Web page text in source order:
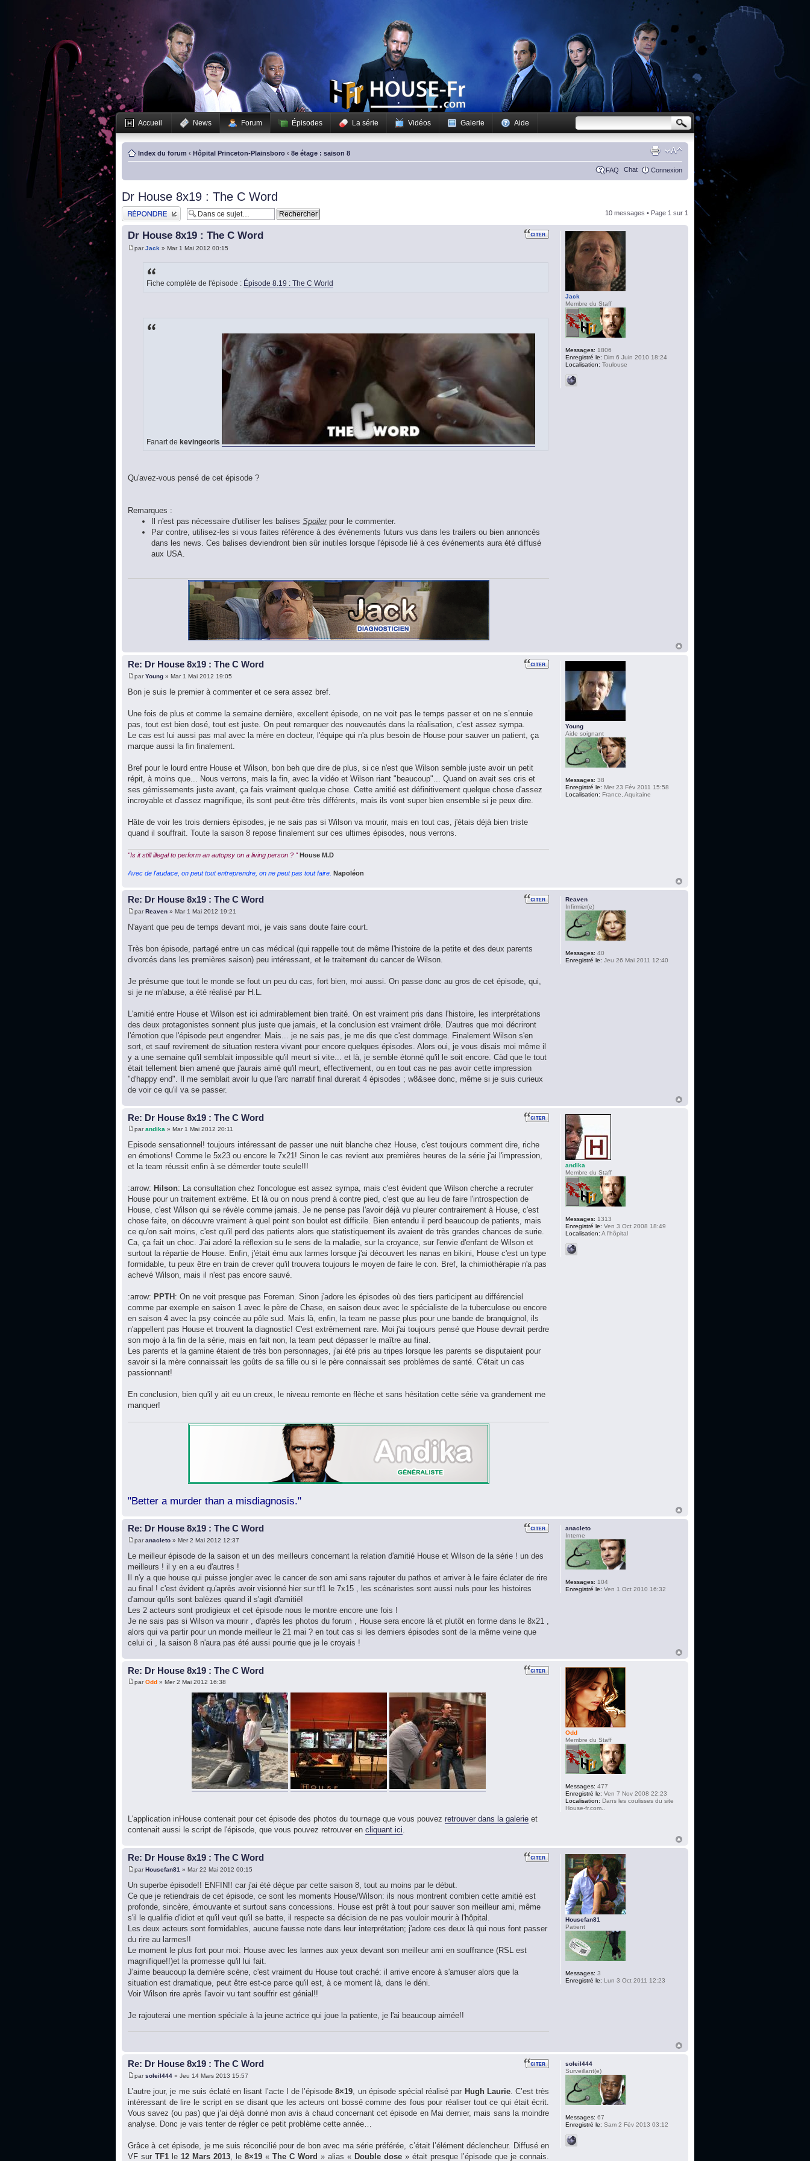
Accueil News Forum Épisodes La série Vidéos Galerie Aide
Index du forum ‹ Hôpital Princeton-Plainsboro ‹ 8e étage : saison 8
FAQ Chat Connexion
Dr House 8x19 : The C Word
Publier une réponse 10 messages • Page 1 sur 1
Dr House 8x19 : The C Word
parJack » Mar 1 Mai 2012 00:15
Fiche complète de l'épisode : Épisode 8.19 : The C World
Fanart de kevingeoris
Qu'avez-vous pensé de cet épisode ?
Remarques :
Il n'est pas nécessaire d'utiliser les balises Spoilerpour le commenter.
Par contre, utilisez-les si vous faites référence à des événements futurs vus dans les trailers ou bien annoncés
dans les news. Ces balises deviendront bien sûr inutiles lorsque l'épisode lié à ces événements aura été diffusé
aux USA.
Jack
Membre du Staff
Messages: 1806
Enregistré le: Dim 6 Juin 2010 18:24
Localisation: Toulouse
Re: Dr House 8x19 : The C Word
parYoung » Mar 1 Mai 2012 19:05
Bon je suis le premier à commenter et ce sera assez bref.
Une fois de plus et comme la semaine dernière, excellent épisode, on ne voit pas le temps passer et on ne s’ennuie
pas, tout est bien dosé, tout est juste. On peut remarquer des nouveautés dans la réalisation, c'est assez sympa.
Le cas est lui aussi pas mal avec la mère en docteur, l'équipe qui n'a plus besoin de House pour sauver un patient, ça
marque aussi la fin finalement.
Bref pour le lourd entre House et Wilson, bon beh que dire de plus, si ce n'est que Wilson semble juste avoir un petit
répit, à moins que... Nous verrons, mais la fin, avec la vidéo et Wilson riant "beaucoup"... Quand on avait ses cris et
ses gémissements juste avant, ça fais vraiment quelque chose. Cette amitié est définitivement quelque chose d'assez
incroyable et d'assez magnifique, ils sont peut-être très différents, mais ils vont super bien ensemble si je peux dire.
Hâte de voir les trois derniers épisodes, je ne sais pas si Wilson va mourir, mais en tout cas, j'étais déjà bien triste
quand il souffrait. Toute la saison 8 repose finalement sur ces ultimes épisodes, nous verrons.
"Is it still illegal to perform an autopsy on a living person ? " House M.D
Avec de l'audace, on peut tout entreprendre, on ne peut pas tout faire. Napoléon
Young
Aide soignant
Messages: 38
Enregistré le: Mer 23 Fév 2011 15:58
Localisation: France, Aquitaine
Re: Dr House 8x19 : The C Word
parReaven » Mar 1 Mai 2012 19:21
N'ayant que peu de temps devant moi, je vais sans doute faire court.
Très bon épisode, partagé entre un cas médical (qui rappelle tout de même l'histoire de la petite et des deux parents
divorcés dans les premières saison) peu intéressant, et le traitement du cancer de Wilson.
Je présume que tout le monde se fout un peu du cas, fort bien, moi aussi. On passe donc au gros de cet épisode, qui,
si je ne m'abuse, a été réalisé par H.L.
L'amitié entre House et Wilson est ici admirablement bien traité. On est vraiment pris dans l'histoire, les interprétations
des deux protagonistes sonnent plus juste que jamais, et la conclusion est vraiment drôle. D'autres que moi décriront
l'émotion que l'épisode peut engendrer. Mais... je ne sais pas, je me dis que c'est dommage. Finalement Wilson s'en
sort, et sauf revirement de situation restera vivant pour encore quelques épisodes. Alors oui, je vous disais moi même il
y a une semaine qu'il semblait impossible qu'il meurt si vite... et là, je semble étonné qu'il le soit encore. Càd que le tout
était tellement bien amené que j'aurais aimé qu'il meurt, effectivement, ou en tout cas ne pas avoir cette impression
"d'happy end". Il me semblait avoir lu que l'arc narratif final durerait 4 épisodes ; w8&see donc, même si je suis curieux
de voir ce qu'il va se passer.
Reaven
Infirmier(e)
Messages: 40
Enregistré le: Jeu 26 Mai 2011 12:40
Re: Dr House 8x19 : The C Word
parandika » Mar 1 Mai 2012 20:11
Episode sensationnel! toujours intéressant de passer une nuit blanche chez House, c'est toujours comment dire, riche
en émotions! Comme le 5x23 ou encore le 7x21! Sinon le cas revient aux premières heures de la série j'ai l'impression,
et la team réussit enfin à se démerder toute seule!!!
:arrow: Hilson: La consultation chez l'oncologue est assez sympa, mais c'est évident que Wilson cherche a recruter
House pour un traitement extrême. Et là ou on nous prend à contre pied, c'est que au lieu de faire l'introspection de
House, c'est Wilson qui se révèle comme jamais. Je ne pense pas l'avoir déjà vu pleurer contrairement à House, c'est
chose faite, on découvre vraiment à quel point son boulot est difficile. Bien entendu il perd beaucoup de patients, mais
ce qu'on sait moins, c'est qu'il perd des patients alors que statistiquement ils avaient de très grandes chances de surie.
Ca, ça fait un choc. J'ai adoré la réflexion su le sens de la maladie, sur la croyance, sur l'envie d'enfant de Wilson et
surtout la répartie de House. Enfin, j'était ému aux larmes lorsque j'ai découvert les nanas en bikini, House c'est un type
formidable, tu peux être en train de crever qu'il trouvera toujours le moyen de faire le con. Bref, la chimiothérapie n'a pas
achevé Wilson, mais il n'est pas encore sauvé.
:arrow: PPTH : On ne voit presque pas Foreman. Sinon j'adore les épisodes où des tiers participent au différenciel
comme par exemple en saison 1 avec le père de Chase, en saison deux avec le spécialiste de la tuberculose ou encore
en saison 4 avec la psy coincée au pôle sud. Mais là, enfin, la team ne passe plus pour une bande de branquignol, ils
n'appellent pas House et trouvent la diagnostic! C'est extrêmement rare. Moi j'ai toujours pensé que House devrait perdre
son mojo à la fin de la série, mais en fait non, la team peut dépasser le maître au final.
Les parents et la gamine étaient de très bon personnages, j'ai été pris au tripes lorsque les parents se disputaient pour
savoir si la mère connaissait les goûts de sa fille ou si le père connaissait ses problèmes de santé. C'était un cas
passionnant!
En conclusion, bien qu'il y ait eu un creux, le niveau remonte en flèche et sans hésitation cette série va grandement me
manquer!
"Better a murder than a misdiagnosis."
andika
Membre du Staff
Messages: 1313
Enregistré le: Ven 3 Oct 2008 18:49
Localisation: A l'hôpital
Re: Dr House 8x19 : The C Word
paranacleto » Mer 2 Mai 2012 12:37
Le meilleur épisode de la saison et un des meilleurs concernant la relation d'amitié House et Wilson de la série ! un des
meilleurs ! il y en a eu d'autres !
Il n'y a que house qui puisse jongler avec le cancer de son ami sans rajouter du pathos et arriver à le faire éclater de rire
au final ! c'est évident qu'après avoir visionné hier sur tf1 le 7x15 , les scénaristes sont aussi nuls pour les histoires
d'amour qu'ils sont balèzes quand il s'agit d'amitié!
Les 2 acteurs sont prodigieux et cet épisode nous le montre encore une fois !
Je ne sais pas si Wilson va mourir , d'après les photos du forum , House sera encore là et plutôt en forme dans le 8x21 ,
alors qui va partir pour un monde meilleur le 21 mai ? en tout cas si les derniers épisodes sont de la même veine que
celui ci , la saison 8 n'aura pas été aussi pourrie que je le croyais !
anacleto
Interne
Messages: 104
Enregistré le: Ven 1 Oct 2010 16:32
Re: Dr House 8x19 : The C Word
parOdd » Mer 2 Mai 2012 16:38
L'application inHouse contenait pour cet épisode des photos du tournage que vous pouvez retrouver dans la galerie et
contenait aussi le script de l'épisode, que vous pouvez retrouver en cliquant ici.
Odd
Membre du Staff
Messages: 477
Enregistré le: Ven 7 Nov 2008 22:23
Localisation: Dans les coulisses du site
House-fr.com..
Re: Dr House 8x19 : The C Word
parHousefan81 » Mar 22 Mai 2012 00:15
Un superbe épisode!! ENFIN!! car j'ai été déçue par cette saison 8, tout au moins par le début.
Ce que je retiendrais de cet épisode, ce sont les moments House/Wilson: ils nous montrent combien cette amitié est
profonde, sincère, émouvante et surtout sans concessions. House est prêt à tout pour sauver son meilleur ami, même
s'il le qualifie d'idiot et qu'il veut qu'il se batte, il respecte sa décision de ne pas vouloir mourir à l'hôpital.
Les deux acteurs sont formidables, aucune fausse note dans leur interprétation; j'adore ces deux là qui nous font passer
du rire au larmes!!
Le moment le plus fort pour moi: House avec les larmes aux yeux devant son meilleur ami en souffrance (RSL est
magnifique!!)et la promesse qu'il lui fait.
J'aime beaucoup la dernière scène, c'est vraiment du House tout craché: il arrive encore à s'amuser alors que la
situation est dramatique, peut être est-ce parce qu'il est, à ce moment là, dans le déni.
Voir Wilson rire après l'avoir vu tant souffrir est génial!!
Je rajouterai une mention spéciale à la jeune actrice qui joue la patiente, je l'ai beaucoup aimée!!
Housefan81
Patient
Messages: 3
Enregistré le: Lun 3 Oct 2011 12:23
Re: Dr House 8x19 : The C Word
parsoleil444 » Jeu 14 Mars 2013 15:57
L’autre jour, je me suis éclaté en lisant l’acte I de l’épisode8×19 , un épisode spécial réalisé par Hugh Laurie. C’est très
intéressant de lire le script en se disant que les acteurs ont bossé comme des fous pour réaliser tout ce qui était écrit.
Vous savez (ou pas) que j’ai déjà donné mon avis à chaud concernant cet épisode en Mai dernier, mais sans la moindre
analyse. Donc je vais tenter de régler ce petit problème cette année…
Grâce à cet épisode, je me suis réconcilié pour de bon avec ma série préférée, c’était l’élément déclencheur. Diffusé en
VF surTF1 le 12 Mars 2013 , le8×19 «The C Word » alias « Double dose » était presque l’épisode que je connais.
soleil444
Surveillant(e)
Messages: 67
Enregistré le: Sam 2 Fév 2013 03:12